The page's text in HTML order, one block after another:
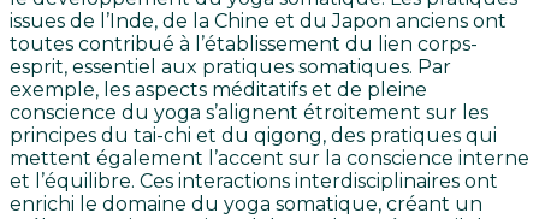
issues de l’Inde, de la Chine et du Japon anciens ont
toutes contribué à l’établissement du lien corps-
esprit, essentiel aux pratiques somatiques. Par
exemple, les aspects méditatifs et de pleine
conscience du yoga s’alignent étroitement sur les
principes du tai-chi et du qigong, des pratiques qui
mettent également l’accent sur la conscience interne
et l’équilibre. Ces interactions interdisciplinaires ont
enrichi le domaine du yoga somatique, créant un